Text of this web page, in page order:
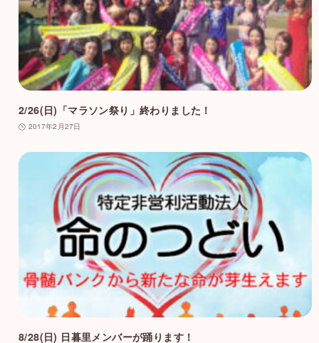
2/26(日)「マラソン祭り」終わりました！
2017年2月27日
8/28(日) 日暮里メンバーが踊ります！